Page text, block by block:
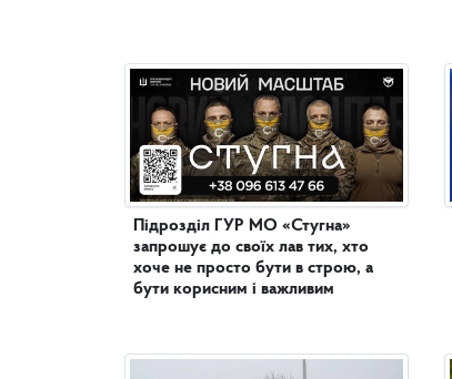
Підрозділ ГУР МО «Стугна»
запрошує до своїх лав тих, хто
хоче не просто бути в строю, а
бути корисним і важливим